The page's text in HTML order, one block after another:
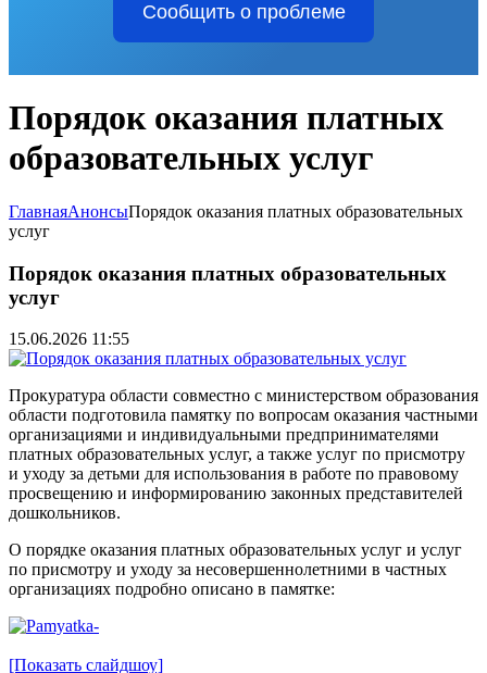
Сообщить о проблеме
Порядок оказания платных
образовательных услуг
ГлавнаяАнонсыПорядок оказания платных образовательных
услуг
Порядок оказания платных образовательных
услуг
15.06.2026 11:55
Прокуратура области совместно с министерством образования
области подготовила памятку по вопросам оказания частными
организациями и индивидуальными предпринимателями
платных образовательных услуг, а также услуг по присмотру
и уходу за детьми для использования в работе по правовому
просвещению и информированию законных представителей
дошкольников.
О порядке оказания платных образовательных услуг и услуг
по присмотру и уходу за несовершеннолетними в частных
организациях подробно описано в памятке:
[Показать слайдшоу]